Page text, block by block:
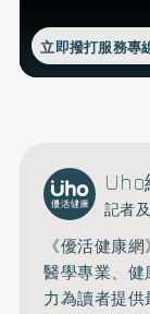
立即撥打服務專
記者
《優活健康
醫學專業、
力為讀者提供